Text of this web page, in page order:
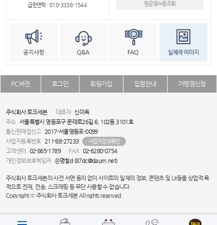
급한연락 : 010-3336-1544
현금영수증조회
PC버전 로그인 회원가입 입점안내 가맹점신청
주식회사 토크세븐 대표자 신미옥
주소 서울특별시 영등포구 문래로26길 6, 102동 3101호
통신판매업신고 2017-서울영등포-0099
사업자등록번호 211-88-27233 사업자정보확인
고객센터 02-865-1789 FAX 02-6280-0754
개인정보보호책임자 손명철d (87dc@daum.net)
주식회사 토크세븐의 사전 서면 동의 없이 사이트의 일체의 정보, 콘텐츠 및 UI등을 상업적 목
적으로 전재, 전송, 스크래핑 등 무단 사용할 수 없습니다.
Copyright ⓒ 주식회사 토크세븐 All rights reserved.